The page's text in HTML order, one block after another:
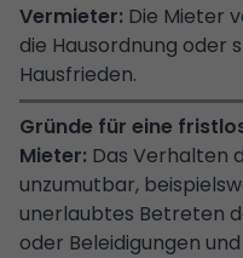
Die Mieter
die Hausordnung oder
Hausfrieden.
Das Verhalten
unzumutbar,
unerlaubtes Betreten
oder Beleidigungen